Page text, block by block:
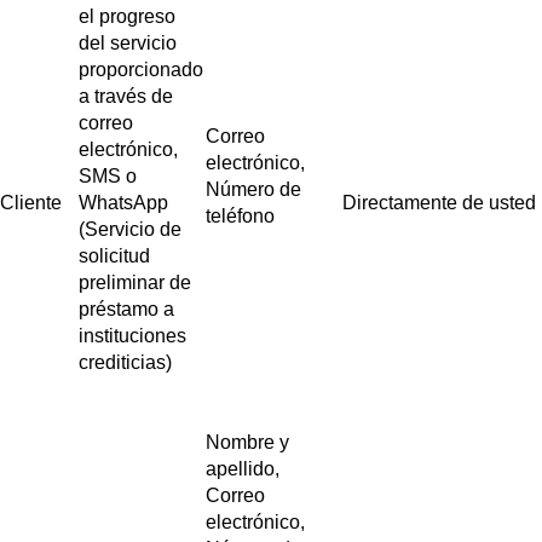
Cliente
el progreso
del servicio
proporcionado
a través de
correo
electrónico,
SMS o
WhatsApp
(Servicio de
solicitud
preliminar de
préstamo a
instituciones
crediticias)
Correo
electrónico,
Número de
teléfono
Directamente de usted
Nombre y
apellido,
Correo
electrónico,